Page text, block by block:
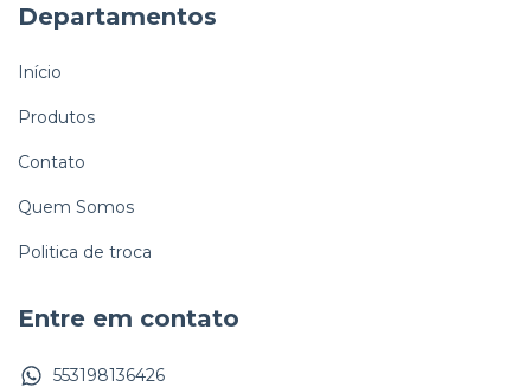
Departamentos
Início
Produtos
Contato
Quem Somos
Politica de troca
Entre em contato
553198136426